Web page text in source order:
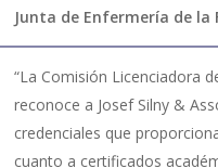
Junta de Enfermería de la
“La Comisión Licenciadora
reconoce a Josef Silny &
credenciales que
cuanto a certificados